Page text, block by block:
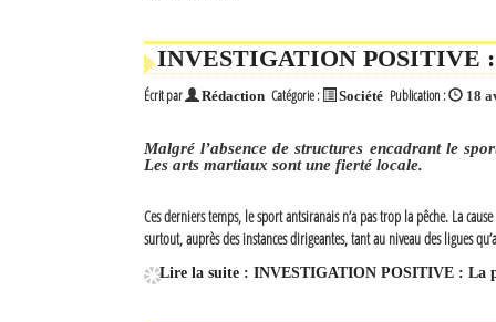
INVESTIGATION POSITIVE
Écrit par Rédaction Catégorie : Société Publication : 18
Malgré l’absence de structures encadrant le
Les arts martiaux sont une fierté locale.
Ces derniers temps, le sport antsiranais n’a pas trop la pêche. La
surtout, auprès des instances dirigeantes, tant au niveau des ligues
Lire la suite : INVESTIGATION POSITIVE : La